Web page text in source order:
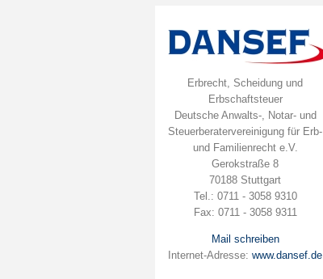
Erbrecht, Scheidung und
Erbschaftsteuer
Deutsche Anwalts-, Notar- und
Steuerberatervereinigung für Erb-
und Familienrecht e.V.
Gerokstraße 8
70188 Stuttgart
Tel.: 0711 - 3058 9310
Fax: 0711 - 3058 9311
Mail schreiben
Internet-Adresse:www.dansef.de